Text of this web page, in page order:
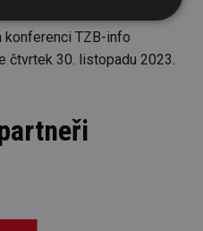
konferenci TZB-info
čtvrtek 30. listopadu 2023.
Soubory
cílení
Nezařazené
soubory